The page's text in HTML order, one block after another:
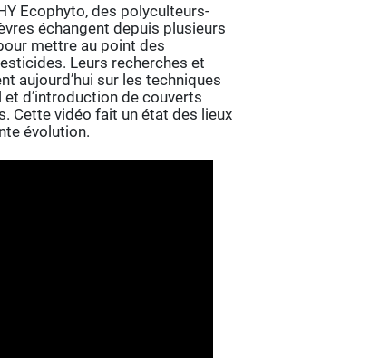
Ecophyto, des polyculteurs-
échangent depuis plusieurs
mettre au point des
Leurs recherches et
aujourd’hui sur les techniques
d’introduction de couverts
Cette vidéo fait un état des lieux
évolution.